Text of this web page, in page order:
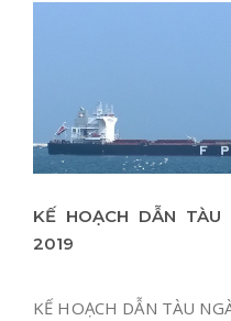
KẾ HOẠCH DẪN
2019
KẾ HOẠCH DẪN TÀU